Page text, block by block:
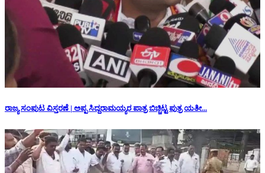
ರಾಜ್ಯ ಸಂಪುಟ ವಿಸ್ತರಣೆ | ಅಪ್ಪ ಸಿದ್ದರಾಮಯ್ಯರ ಪಾತ್ರ ಬಿಚ್ಚಿಟ್ಟ ಪುತ್ರ ಯತೀ...